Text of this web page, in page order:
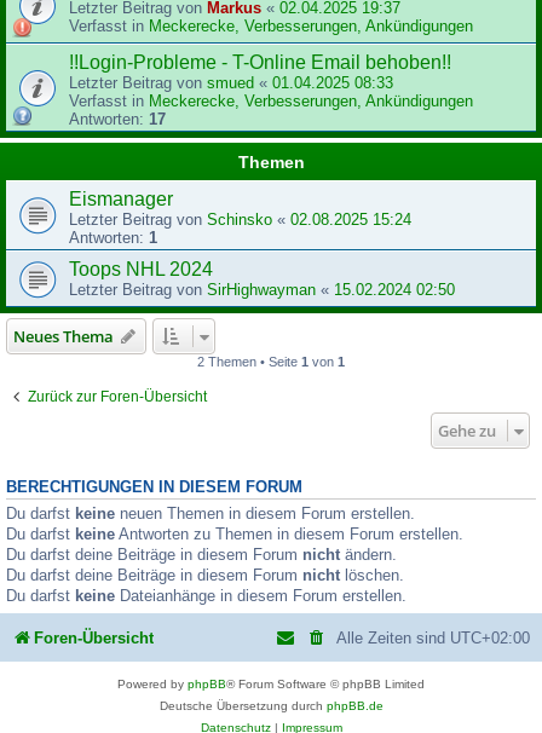
Letzter Beitrag von Markus « 02.04.2025 19:37
Verfasst in Meckerecke, Verbesserungen, Ankündigungen
!!Login-Probleme - T-Online Email behoben!!
Letzter Beitrag von smued « 01.04.2025 08:33
Verfasst in Meckerecke, Verbesserungen, Ankündigungen
Antworten: 17
Themen
Eismanager
Letzter Beitrag von Schinsko « 02.08.2025 15:24
Antworten: 1
Toops NHL 2024
Letzter Beitrag von SirHighwayman « 15.02.2024 02:50
Neues Thema
2 Themen • Seite 1 von 1
Zurück zur Foren-Übersicht
Gehe zu
BERECHTIGUNGEN IN DIESEM FORUM
Du darfst keine neuen Themen in diesem Forum erstellen.
Du darfst keine Antworten zu Themen in diesem Forum erstellen.
Du darfst deine Beiträge in diesem Forum nicht ändern.
Du darfst deine Beiträge in diesem Forum nicht löschen.
Du darfst keine Dateianhänge in diesem Forum erstellen.
Foren-Übersicht Alle Zeiten sind UTC+02:00
Powered by phpBB® Forum Software © phpBB Limited
Deutsche Übersetzung durch phpBB.de
Datenschutz| Impressum